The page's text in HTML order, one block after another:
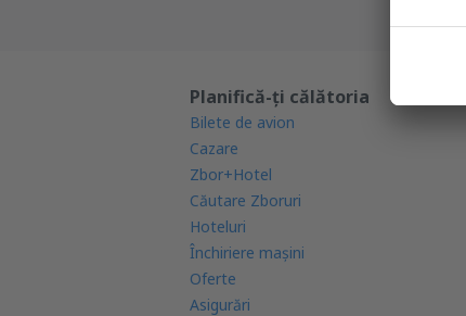
Planifică-ți călătoria
Bilete de avion
Cazare
Zbor+Hotel
Căutare Zboruri
Hoteluri
Închiriere mașini
Oferte
Asigurări